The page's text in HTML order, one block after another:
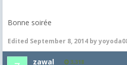
Bonne soirée
Edited September 8, 2014 by
zawal 3,318